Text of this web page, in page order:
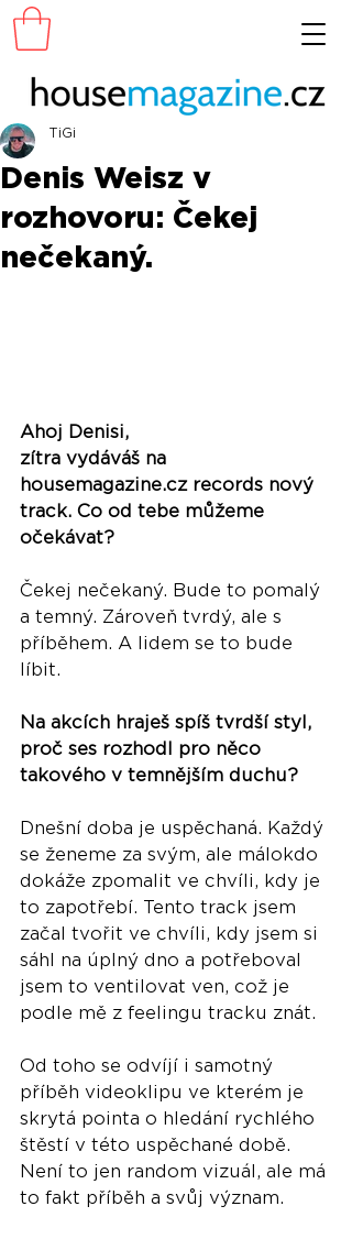
Denis Weisz v
rozhovoru: Čekej
nečekaný.
TiGi
Ahoj Denisi,
zítra vydáváš na
housemagazine.cz records nový
track. Co od tebe můžeme
očekávat?
Čekej nečekaný. Bude to pomalý
a temný. Zároveň tvrdý, ale s
příběhem. A lidem se to bude
líbit.
Na akcích hraješ spíš tvrdší styl,
proč ses rozhodl pro něco
takového v temnějším duchu?
Dnešní doba je uspěchaná. Každý
se ženeme za svým, ale málokdo
dokáže zpomalit ve chvíli, kdy je
to zapotřebí. Tento track jsem
začal tvořit ve chvíli, kdy jsem si
sáhl na úplný dno a potřeboval
jsem to ventilovat ven, což je
podle mě z feelingu tracku znát.
Od toho se odvíjí i samotný
příběh videoklipu ve kterém je
skrytá pointa o hledání rychlého
štěstí v této uspěchané době.
Není to jen random vizuál, ale má
to fakt příběh a svůj význam.